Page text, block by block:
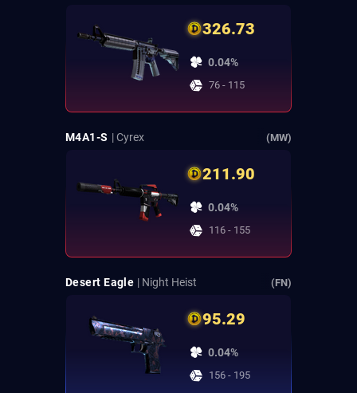
326.73
0.04%
76 - 115
M4A1-S | Cyrex (MW)
211.90
0.04%
116 - 155
Desert Eagle | Night Heist (FN)
95.29
0.04%
156 - 195